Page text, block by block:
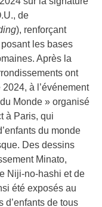
de
), renforçant
les bases
Après la
ont
à l’événement
Monde » organisé
à Paris, qui
du monde
Des dessins
Minato,
Niji-no-hashi et de
été exposés au
d’enfants de tous